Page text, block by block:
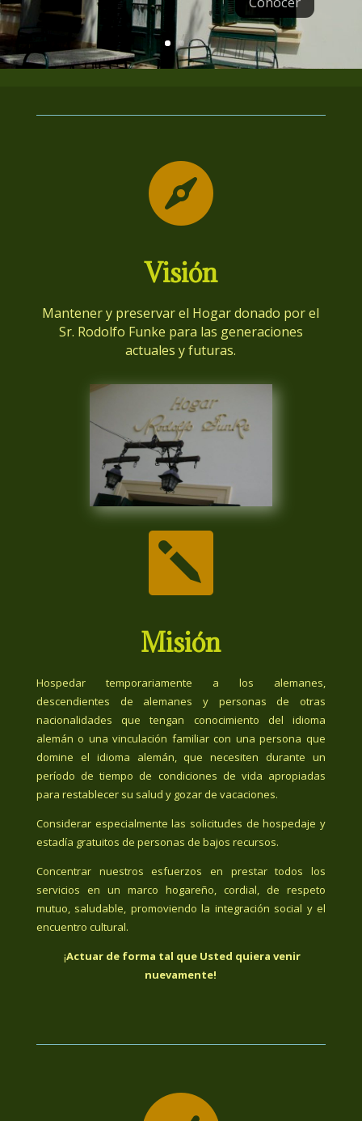

Visión
Mantener y preservar el Hogar donado por el
Sr. Rodolfo Funke para las generaciones
actuales y futuras.

Misión
Hospedar temporariamente a los alemanes,
descendientes de alemanes y personas de otras
nacionalidades que tengan conocimiento del idioma
alemán o una vinculación familiar con una persona que
domine el idioma alemán, que necesiten durante un
período de tiempo de condiciones de vida apropiadas
para restablecer su salud y gozar de vacaciones.
Considerar especialmente las solicitudes de hospedaje y
estadía gratuitos de personas de bajos recursos.
Concentrar nuestros esfuerzos en prestar todos los
servicios en un marco hogareño, cordial, de respeto
mutuo, saludable, promoviendo la integración social y el
encuentro cultural.
¡Actuar de forma tal que Usted quiera venir
nuevamente!